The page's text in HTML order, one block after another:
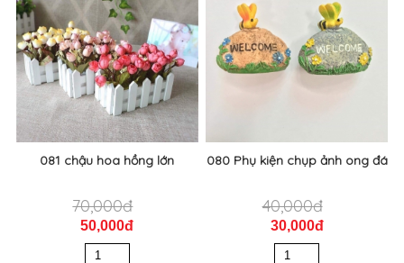
081 chậu hoa hồng lớn
70,000đ
50,000đ
080 Phụ kiện chụp ảnh ong đá
40,000đ
30,000đ